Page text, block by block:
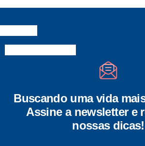
Buscando uma vida
Assine a newsletter e
nossas dicas!